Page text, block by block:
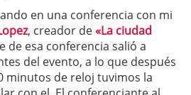
en una conferencia con mi
, creador de«La ciudad
de esa conferencia salió a
del evento, a lo que después
minutos de reloj tuvimos la